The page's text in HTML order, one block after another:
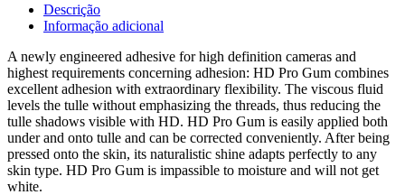
Descrição
Informação adicional
A newly engineered adhesive for high definition cameras and
highest requirements concerning adhesion: HD Pro Gum combines
excellent adhesion with extraordinary flexibility. The viscous fluid
levels the tulle without emphasizing the threads, thus reducing the
tulle shadows visible with HD. HD Pro Gum is easily applied both
under and onto tulle and can be corrected conveniently. After being
pressed onto the skin, its naturalistic shine adapts perfectly to any
skin type. HD Pro Gum is impassible to moisture and will not get
white.